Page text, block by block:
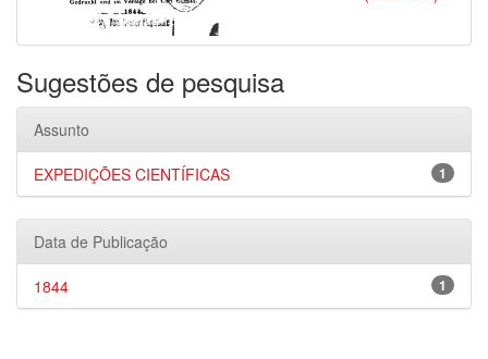
Sugestões de pesquisa
Assunto
1
EXPEDIÇÕES CIENTÍFICAS
Data de Publicação
1
1844